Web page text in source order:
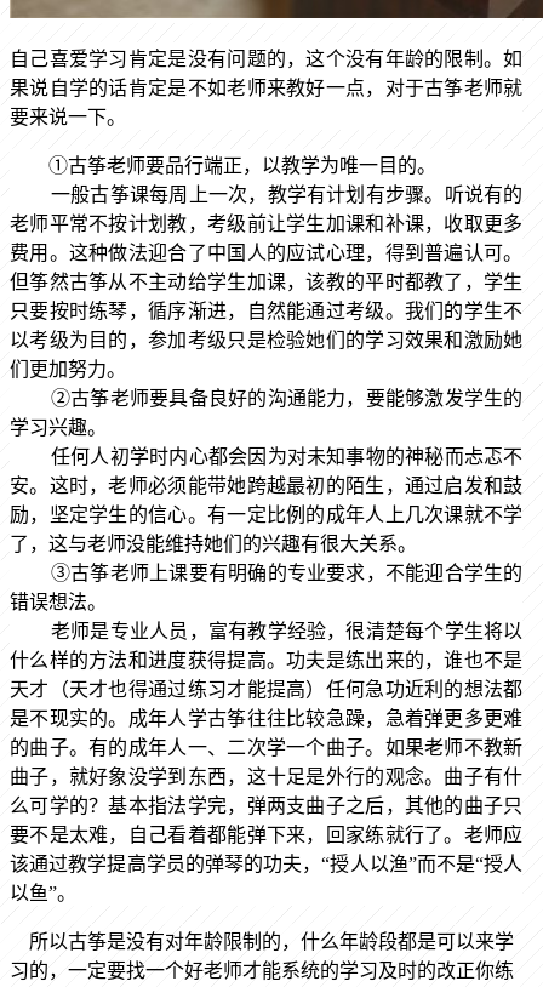
自己喜爱学习肯定是没有问题的，这个没有年龄的限制。如
果说自学的话肯定是不如老师来教好一点，对于古筝老师就
要来说一下。
①古筝老师要品行端正，以教学为唯一目的。
一般古筝课每周上一次，教学有计划有步骤。听说有的
老师平常不按计划教，考级前让学生加课和补课，收取更多
费用。这种做法迎合了中国人的应试心理，得到普遍认可。
但筝然古筝从不主动给学生加课，该教的平时都教了，学生
只要按时练琴，循序渐进，自然能通过考级。我们的学生不
以考级为目的，参加考级只是检验她们的学习效果和激励她
们更加努力。
②古筝老师要具备良好的沟通能力，要能够激发学生的
学习兴趣。
任何人初学时内心都会因为对未知事物的神秘而忐忑不
安。这时，老师必须能带她跨越最初的陌生，通过启发和鼓
励，坚定学生的信心。有一定比例的成年人上几次课就不学
了，这与老师没能维持她们的兴趣有很大关系。
③古筝老师上课要有明确的专业要求，不能迎合学生的
错误想法。
老师是专业人员，富有教学经验，很清楚每个学生将以
什么样的方法和进度获得提高。功夫是练出来的，谁也不是
天才（天才也得通过练习才能提高）任何急功近利的想法都
是不现实的。成年人学古筝往往比较急躁，急着弹更多更难
的曲子。有的成年人一、二次学一个曲子。如果老师不教新
曲子，就好象没学到东西，这十足是外行的观念。曲子有什
么可学的？基本指法学完，弹两支曲子之后，其他的曲子只
要不是太难，自己看着都能弹下来，回家练就行了。老师应
该通过教学提高学员的弹琴的功夫，“授人以渔”而不是“授人
以鱼”。
所以古筝是没有对年龄限制的，什么年龄段都是可以来学
习的，一定要找一个好老师才能系统的学习及时的改正你练